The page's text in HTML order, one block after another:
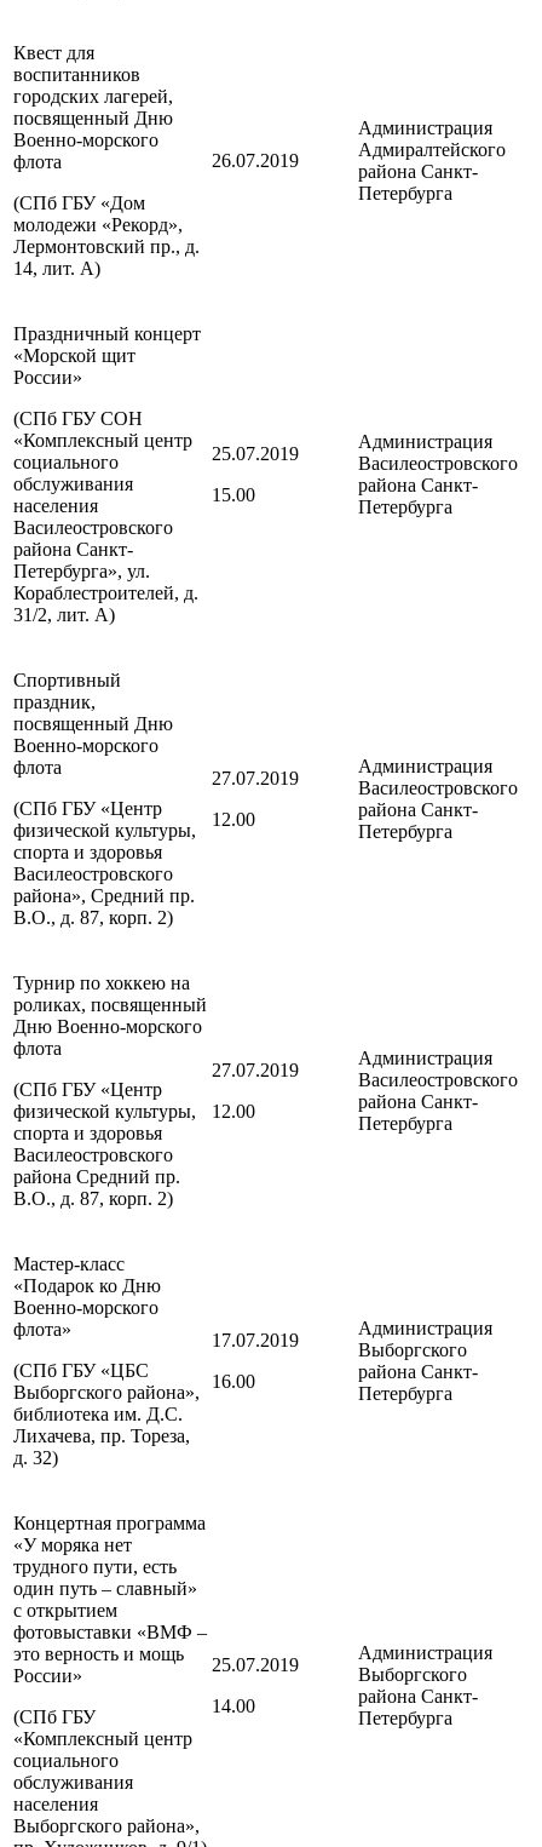
Квест для
воспитанников
городских лагерей,
посвященный Дню
Военно-морского
флота
(СПб ГБУ «Дом
молодежи «Рекорд»,
Лермонтовский пр., д.
14, лит. А)
26.07.2019
Администрация
Адмиралтейского
района Санкт-
Петербурга
Праздничный концерт
«Морской щит
России»
(СПб ГБУ СОН
«Комплексный центр
социального
обслуживания
населения
Василеостровского
района Санкт-
Петербурга», ул.
Кораблестроителей, д.
31/2, лит. А)
25.07.2019
15.00
Администрация
Василеостровского
района Санкт-
Петербурга
Спортивный
праздник,
посвященный Дню
Военно-морского
флота
(СПб ГБУ «Центр
физической культуры,
спорта и здоровья
Василеостровского
района», Средний пр.
В.О., д. 87, корп. 2)
27.07.2019
12.00
Администрация
Василеостровского
района Санкт-
Петербурга
Турнир по хоккею на
роликах, посвященный
Дню Военно-морского
флота
(СПб ГБУ «Центр
физической культуры,
спорта и здоровья
Василеостровского
района Средний пр.
В.О., д. 87, корп. 2)
27.07.2019
12.00
Администрация
Василеостровского
района Санкт-
Петербурга
Мастер-класс
«Подарок ко Дню
Военно-морского
флота»
(СПб ГБУ «ЦБС
Выборгского района»,
библиотека им. Д.С.
Лихачева, пр. Тореза,
д. 32)
17.07.2019
16.00
Администрация
Выборгского
района Санкт-
Петербурга
Концертная программа
«У моряка нет
трудного пути, есть
один путь – славный»
с открытием
фотовыставки «ВМФ –
это верность и мощь
России»
(СПб ГБУ
«Комплексный центр
социального
обслуживания
населения
Выборгского района»,
25.07.2019
14.00
Администрация
Выборгского
района Санкт-
Петербурга